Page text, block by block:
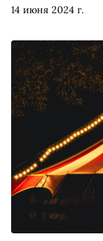
14 июня 2024 г.
спектакль за